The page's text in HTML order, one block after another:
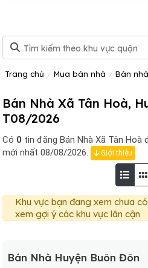
Trang chủ Mua bán nhà Bán
Bán Nhà Xã Tân Hoà,
T08/2026
Có 0 tin đăng Bán Nhà Xã Tân
mới nhất 08/08/2026.
Giới thiệu
Khu vực bạn đang xem chưa
xem gợi ý các khu vực lân cận
Bán Nhà Huyện Buôn Đôn